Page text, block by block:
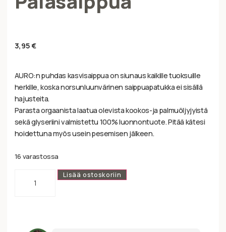
3,95€
AURO:n puhdas kasvisaippua on siunaus kaikille tuoksuille
herkille, koska norsunluunvärinen saippuapatukka ei sisällä
hajusteita.
Parasta orgaanista laatua olevista kookos-ja palmuöljyjyistä
sekä glyseriini valmistettu 100% luonnontuote. Pitää kätesi
hoidettuna myös usein pesemisen jälkeen.
16 varastossa
Lisää ostoskoriin